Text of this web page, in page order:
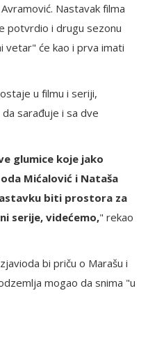
Nastavak filma
potvrdio i drugu sezonu
vetar" će kao i prva imati
u filmu i seriji,
sarađuje i sa dve
glumice koje jako
Mićalović i Nataša
biti prostora za
serije, videćemo," rekao
bi priču o Marašu i
mogao da snima "u